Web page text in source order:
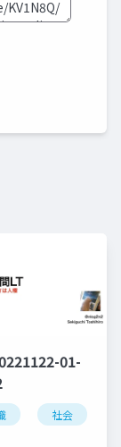
01-
社会